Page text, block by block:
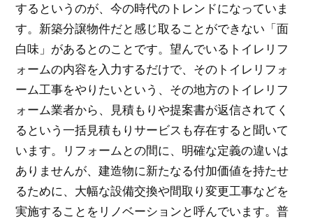
するというのが、今の時代のトレンドになっていま
す。新築分譲物件だと感じ取ることができない「面
白味」があるとのことです。望んでいるトイレリフ
ォームの内容を入力するだけで、そのトイレリフォ
ーム工事をやりたいという、その地方のトイレリフ
ォーム業者から、見積もりや提案書が返信されてく
るという一括見積もりサービスも存在すると聞いて
います。リフォームとの間に、明確な定義の違いは
ありませんが、建造物に新たなる付加価値を持たせ
るために、大幅な設備交換や間取り変更工事などを
実施することをリノベーションと呼んでいます。普